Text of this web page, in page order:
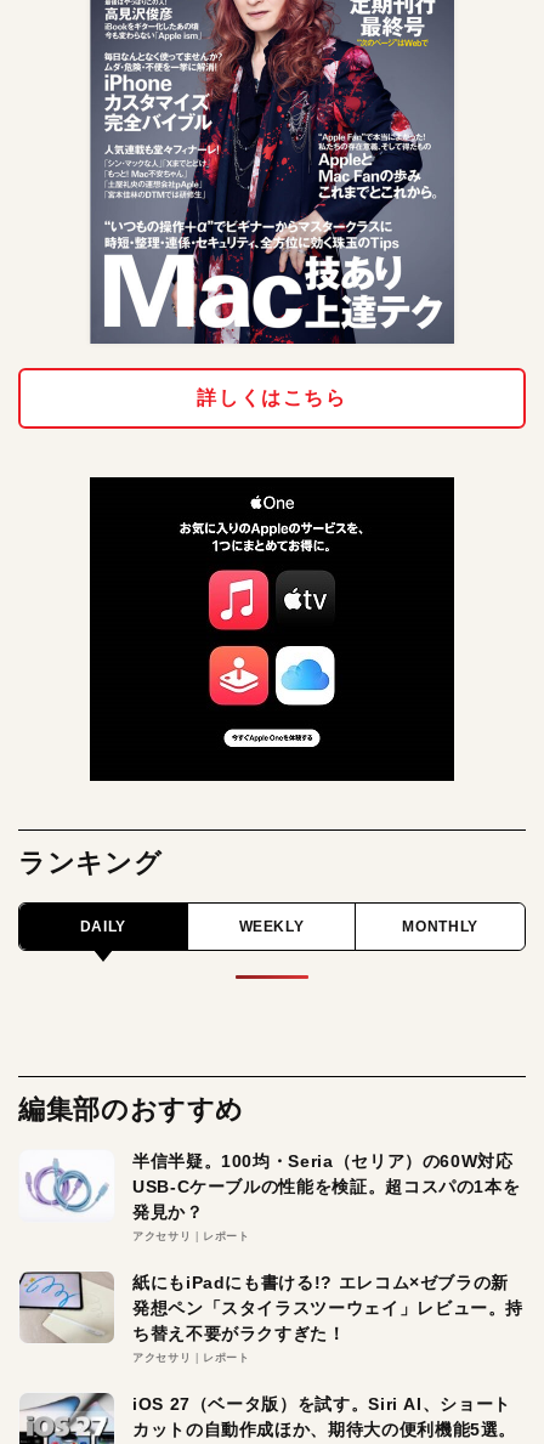
詳しくはこちら
ランキング
DAILY WEEKLY MONTHLY
編集部のおすすめ
半信半疑。100均・Seria（セリア）の60W対応
USB-Cケーブルの性能を検証。超コスパの1本を
発見か？
アクセサリ レポート
紙にもiPadにも書ける!? エレコム×ゼブラの新
発想ペン「スタイラスツーウェイ」レビュー。持
ち替え不要がラクすぎた！
アクセサリ レポート
iOS 27（ベータ版）を試す。Siri AI、ショート
カットの自動作成ほか、期待大の便利機能5選。